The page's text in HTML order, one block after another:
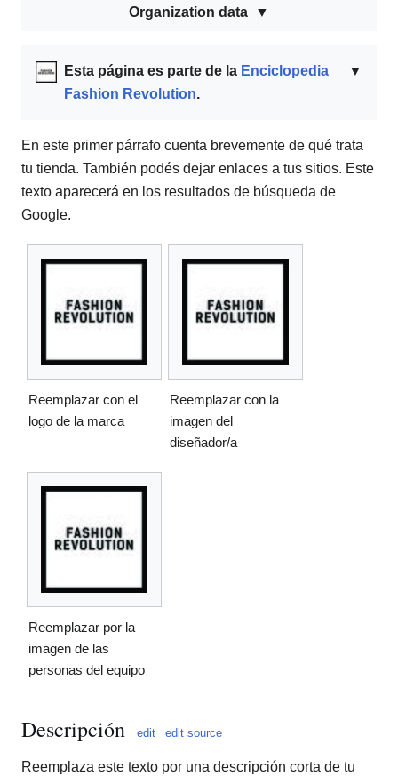
Organization data
▼
Esta página es parte de la Enciclopedia
Fashion Revolution.
En este primer párrafo cuenta brevemente de qué trata
tu tienda. También podés dejar enlaces a tus sitios. Este
texto aparecerá en los resultados de búsqueda de
Google.
Reemplazar con el
logo de la marca
Reemplazar con la
imagen del
diseñador/a
Reemplazar por la
imagen de las
personas del equipo
Descripción edit edit source
Reemplaza este texto por una descripción corta de tu